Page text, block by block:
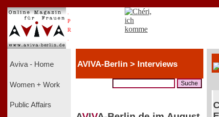
P
R
Aviva - Home
Women + Work
Public Affairs
AVIVA-Berlin > Interviews